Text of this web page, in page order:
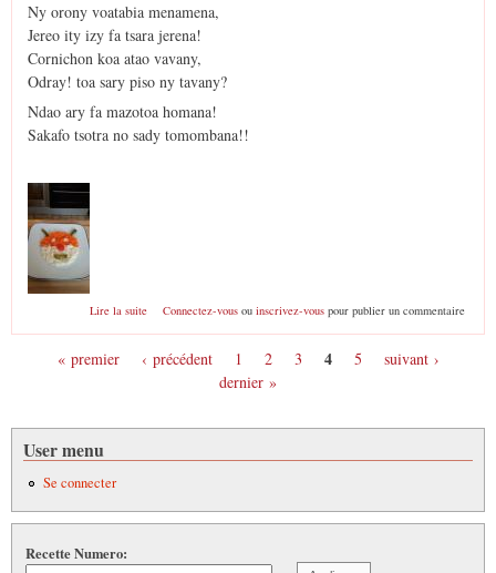
Ny orony voatabia menamena,
Jereo ity izy fa tsara jerena!
Cornichon koa atao vavany,
Odray! toa sary piso ny tavany?
Ndao ary fa mazotoa homana!
Sakafo tsotra no sady tomombana!!
Lire la suite de Lasary karoty
Connectez-vousou inscrivez-vouspour publier un commentaire
« premier ‹ précédent 1 2 3 4 5
suivant ›
dernier »
User menu
Se connecter
Recette Numero: